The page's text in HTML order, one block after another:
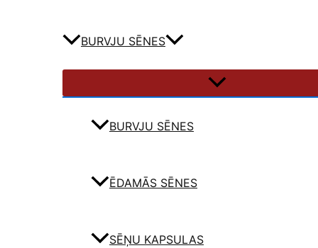
BURVJU SĒNES
BURVJU SĒNES
ĒDAMĀS SĒNES
SĒŅU KAPSULAS